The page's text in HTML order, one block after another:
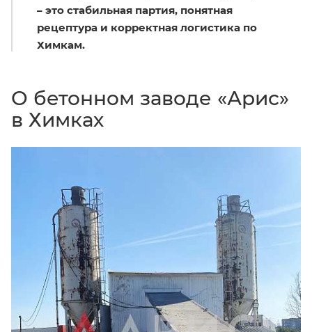
– это стабильная партия, понятная
рецептура и корректная логистика по
Химкам.
О бетонном заводе «Арис»
в Химках